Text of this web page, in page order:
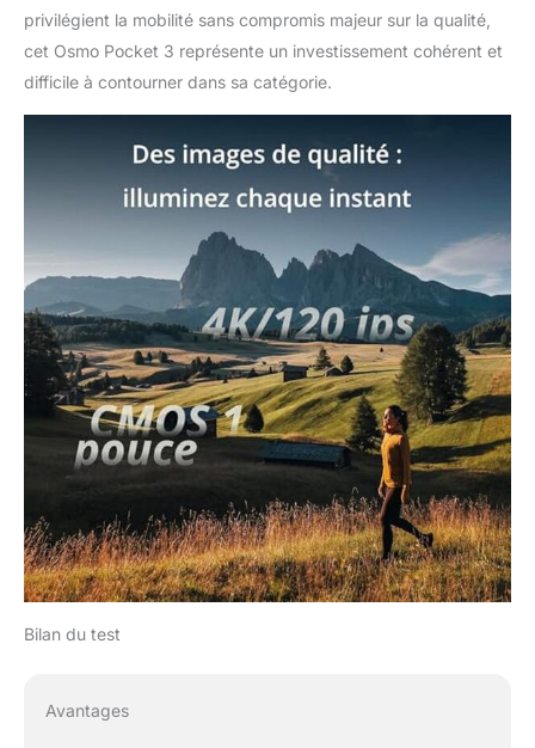
privilégient la mobilité sans compromis majeur sur la qualité,
cet Osmo Pocket 3 représente un investissement cohérent et
difficile à contourner dans sa catégorie.
Bilan du test
Avantages